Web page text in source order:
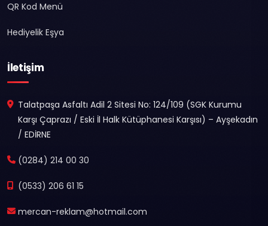
QR Kod Menü
Hediyelik Eşya
İletişim
Talatpaşa Asfaltı Adil 2 Sitesi No: 124/109 (SGK Kurumu
Karşı Çaprazı / Eski İl Halk Kütüphanesi Karşısı) – Ayşekadın
/ EDİRNE
(0284) 214 00 30
(0533) 206 61 15
mercan-reklam@hotmail.com